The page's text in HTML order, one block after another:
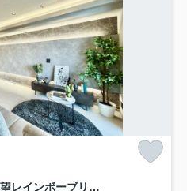
オリゾンマーレ 手数相（眺望レインボーブリッジ・富士山・東京タワー）